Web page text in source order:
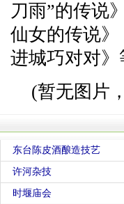
刀雨”的传说
仙女的传说
进城巧对对》
(暂无图片
东台陈皮酒酿造技艺
许河杂技
时堰庙会